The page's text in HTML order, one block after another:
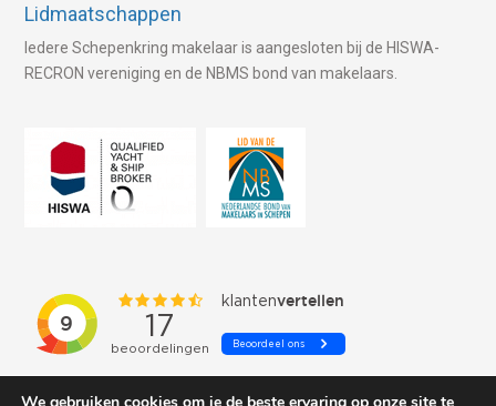
Lidmaatschappen
Iedere Schepenkring makelaar is aangesloten bij de HISWA-
RECRON vereniging en de NBMS bond van makelaars.